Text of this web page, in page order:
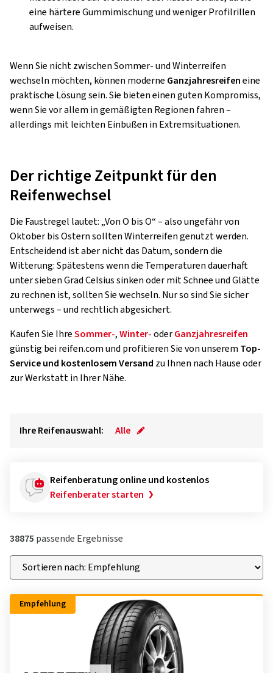
eine härtere Gummimischung und weniger Profilrillen
aufweisen.
Wenn Sie nicht zwischen Sommer- und Winterreifen
wechseln möchten, können moderne Ganzjahresreifeneine
praktische Lösung sein. Sie bieten einen guten Kompromiss,
wenn Sie vor allem in gemäßigten Regionen fahren –
allerdings mit leichten Einbußen in Extremsituationen.
Der richtige Zeitpunkt für den
Reifenwechsel
Die Faustregel lautet: „Von O bis O“ – also ungefähr von
Oktober bis Ostern sollten Winterreifen genutzt werden.
Entscheidend ist aber nicht das Datum, sondern die
Witterung: Spätestens wenn die Temperaturen dauerhaft
unter sieben Grad Celsius sinken oder mit Schnee und Glätte
zu rechnen ist, sollten Sie wechseln. Nur so sind Sie sicher
unterwegs – und rechtlich abgesichert.
Kaufen Sie IhreSommer-,Winter-oderGanzjahresreifen
günstig bei reifen.com und profitieren Sie von unserem Top-
Service und kostenlosem Versand zu Ihnen nach Hause oder
zur Werkstatt in Ihrer Nähe.
Ihre Reifenauswahl: Alle
Reifenberatung online und kostenlos
Reifenberater starten
38875 passende Ergebnisse
Empfehlung